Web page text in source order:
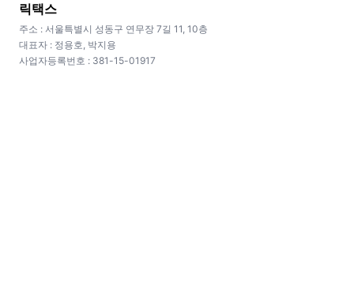
과다 납부 세금 환급
과거 5년 신고를 재검토하여 놓친 환급 기회를
릭택스
주소 : 서울특별시 성동구 연무장 7길 11, 10층
대표자 : 정용호, 박지용
사업자등록번호 : 381-15-01917